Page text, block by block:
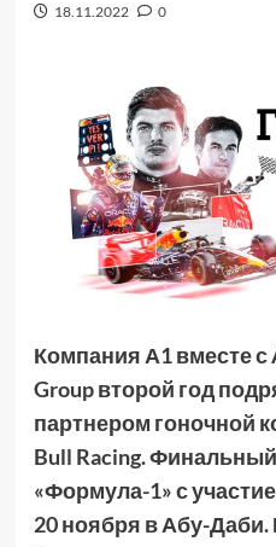
18.11.2022 0
Компания А1 вместе с
Group второй год
партнером гоночной
Bull Racing.
«Формула-1» с
20 ноября в Абу-